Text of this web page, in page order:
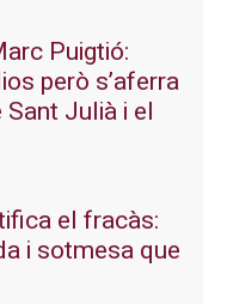
Puigtió:
però s’aferra
Julià i el
el fracàs:
i sotmesa que